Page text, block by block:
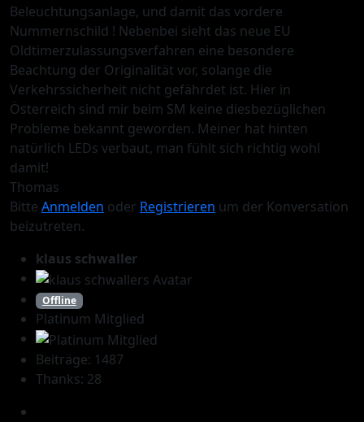
Beleuchtungsanlage, und damit das vordere
Nummernschild ! Nebenbei sieht das neue EU
Oldtimerzulassungsverfahren eine besondere
Beachtung der Originalität vor, solange die
Verkehrssicherheit nicht gefährdet ist. Hier in
Österreich sind mir beim SM keine diesbezüglichen
Probleme bekannt geworden. Meiner hat hinten
natürlich LEDs verbaut, man fühlt sich richtig wohl
damit!
Thomas
Bitte Anmelden oder Registrieren um der Konversation
beizutreten.
klaus schwaller
Offline
Platinum Mitglied
Beiträge: 1487
Thanks: 28